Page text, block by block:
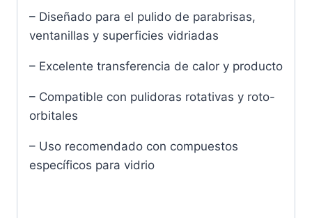
– Diseñado para el pulido de parabrisas,
ventanillas y superficies vidriadas
– Excelente transferencia de calor y producto
– Compatible con pulidoras rotativas y roto-
orbitales
– Uso recomendado con compuestos
específicos para vidrio